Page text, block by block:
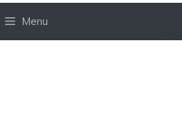
Menu